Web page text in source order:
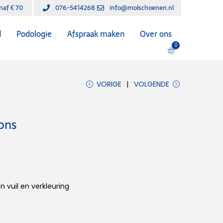
€ 70 076-5414268 info@molschoenen.nl
Podologie Afspraak maken Over ons
0
VORIGE VOLGENDE
vuil en verkleuring